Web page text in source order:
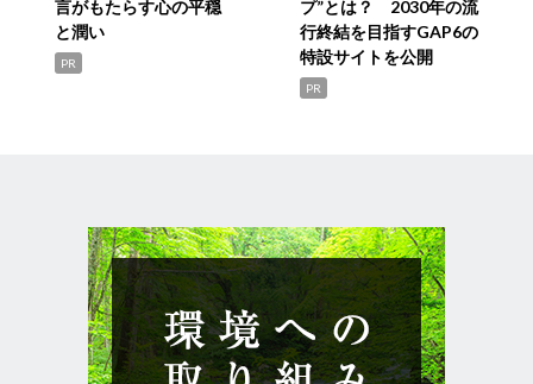
言がもたらす心の平穏
と潤い
PR
プ”とは？ 2030年の流
行終結を目指すGAP6の
特設サイトを公開
PR